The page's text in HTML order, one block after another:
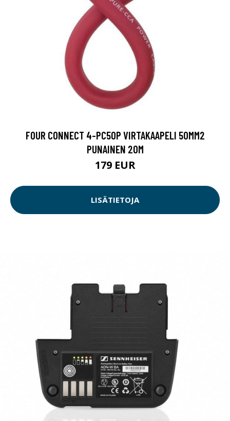
FOUR CONNECT 4-PC50P VIRTAKAAPELI 50MM2
PUNAINEN 20M
179 EUR
LISÄTIETOJA